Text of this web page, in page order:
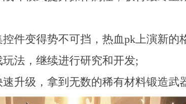
件变得势不可挡，热血pk上演新的
法，继续进行研究和开发;
升级，拿到无数的稀有材料锻造武